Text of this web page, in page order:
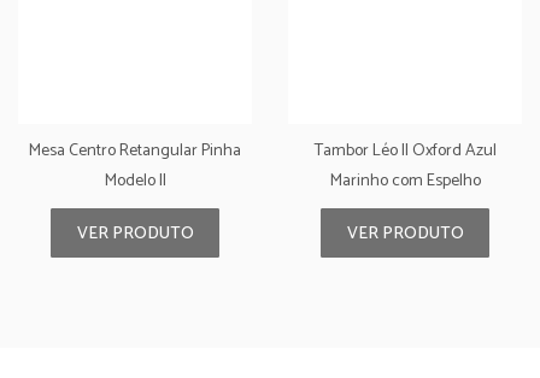
Mesa Centro Retangular Pinha
Modelo II
VER PRODUTO
Tambor Léo II Oxford Azul
Marinho com Espelho
VER PRODUTO